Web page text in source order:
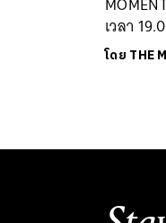
เวลา
โดย THE